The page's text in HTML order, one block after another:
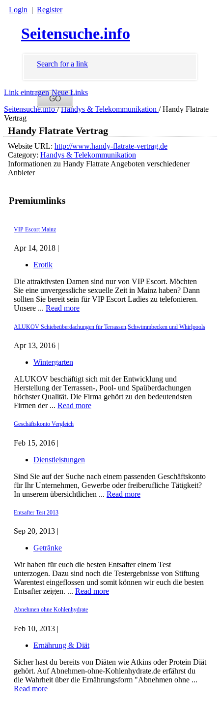
Login | Register
Seitensuche.info
Search for a link
Link eintragen Neue Links
Seitensuche.info/ Handys & Telekommunikation / Handy Flatrate
Vertrag
Premiumlinks
VIP Escort Mainz
Apr 14, 2018 |
Erotik
Die attraktivsten Damen sind nur von VIP Escort. Möchten
Sie eine unvergessliche sexuelle Zeit in Mainz haben? Dann
sollten Sie bereit sein für VIP Escort Ladies zu telefonieren.
Unsere ... Read more
ALUKOV Schiebeüberdachungen für Terrassen,Schwimmbecken und Whirlpools
Apr 13, 2016 |
Wintergarten
ALUKOV beschäftigt sich mit der Entwicklung und
Herstellung der Terrassen-, Pool- und Spaüberdachungen
höchster Qualität. Die Firma gehört zu den bedeutendsten
Firmen der ... Read more
Geschäftskonto Vergleich
Feb 15, 2016 |
Dienstleistungen
Sind Sie auf der Suche nach einem passenden Geschäftskonto
für Ihr Unternehmen, Gewerbe oder freiberufliche Tätigkeit?
In unserem übersichtlichen ... Read more
Entsafter Test 2013
Sep 20, 2013 |
Getränke
Wir haben für euch die besten Entsafter einem Test
unterzogen. Dazu sind noch die Testergebnisse von Stiftung
Warentest eingeflossen und somit können wir euch die besten
Entsafter zeigen. ... Read more
Abnehmen ohne Kohlenhydrate
Feb 10, 2013 |
Ernährung & Diät
Sicher hast du bereits von Diäten wie Atkins oder Protein Diät
gehört. Auf Abnehmen-ohne-Kohlenhydrate.de erfährst du
die Wahrheit über die Ernährungsform "Abnehmen ohne ...
Read more
Handy Flatrate Vertrag
Website URL: http://www.handy-flatrate-vertrag.de
Category: Handys & Telekommunikation
Informationen zu Handy Flatrate Angeboten verschiedener
Anbieter